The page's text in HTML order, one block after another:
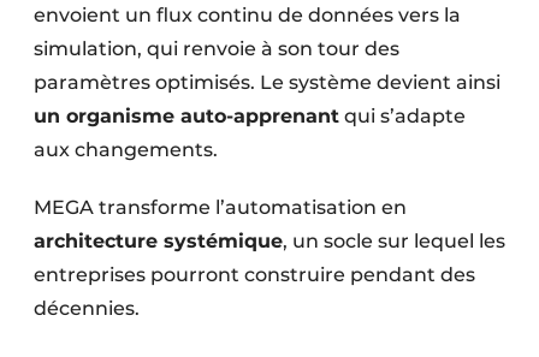
envoient un flux continu de données vers la
simulation, qui renvoie à son tour des
paramètres optimisés. Le système devient ainsi
un organisme auto-apprenant qui s’adapte
aux changements.
MEGA transforme l’automatisation en
architecture systémique, un socle sur lequel les
entreprises pourront construire pendant des
décennies.